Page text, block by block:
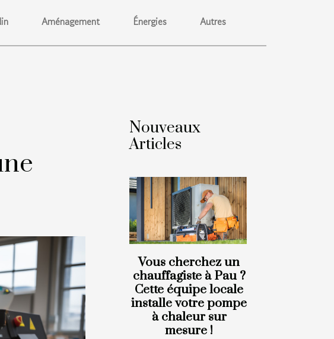
Aménagement Énergies Autres
Nouveaux
Articles
Vous cherchez un
chauffagiste à Pau ?
Cette équipe locale
installe votre pompe
à chaleur sur
mesure !